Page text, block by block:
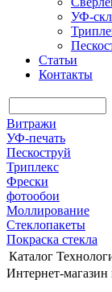
УФ-
Статьи
Контакты
Витражи
УФ-печать
Пескоструй
Триплекс
Фрески
фотообои
Моллирование
Стеклопакеты
Покраска стекла
Каталог
Интернет-магазин